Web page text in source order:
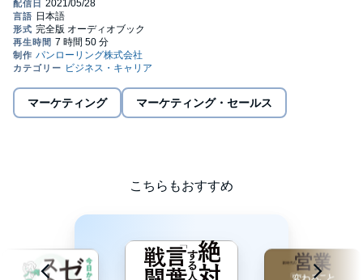
絶対達成するために必要なノウハウ、エッセンスを凝縮したの
が、本オーディオブックです。
徹底的に現場主義の超人気営業コンサルタントが10年にわたる現
場から導き出した、目標達成が「あたりまえ化」にするために必
【予材管理】の重要エッセンスが詰まった1冊です。
第3章 絶対達成リーダーシップ&マネジメント
第4章 絶対達成の「予材管理」
マーケティング マーケティング・セールス
こちらもおすすめ